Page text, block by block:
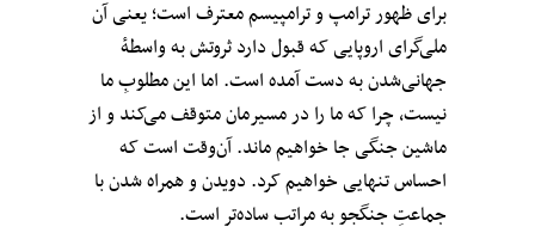
برای ظهور ترامپ و ترامپیسم معترف است؛ یعنی آن
ملی‌گرای اروپایی که قبول دارد ثروتش به واسطهٔ
جهانی‌شدن به دست آمده است. اما این مطلوبِ ما
نیست، چرا که ما را در مسیرمان متوقف می‌کند و از
ماشین جنگی جا خواهیم ماند. آن‌وقت است که
احساس تنهایی خواهیم کرد. دویدن و همراه شدن با
جماعتِ جنگجو به مراتب ساده‌تر است.